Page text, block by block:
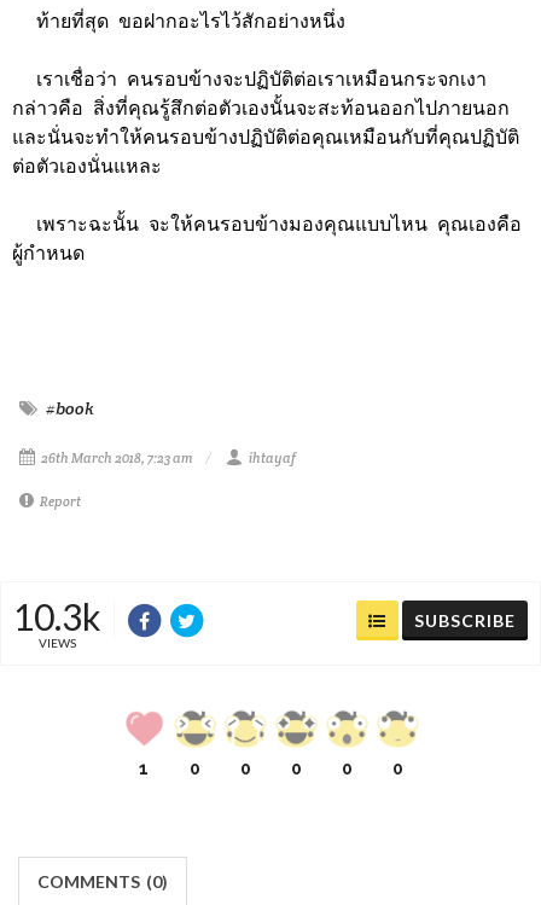
ท้ายที่สุด ขอฝากอะไรไว้สักอย่างหนึ่ง
เราเชื่อว่า คนรอบข้างจะปฏิบัติต่อเราเหมือนกระจกเงา
กล่าวคือ สิ่งที่คุณรู้สึกต่อตัวเองนั้นจะสะท้อนออกไปภายนอก
และนั่นจะทำให้คนรอบข้างปฏิบัติต่อคุณเหมือนกับที่คุณปฏิบัติ
ต่อตัวเองนั่นแหละ
เพราะฉะนั้น จะให้คนรอบข้างมองคุณแบบไหน คุณเองคือ
ผู้กำหนด
#book
26th March 2018, 7:23 am ihtayaf
Report
10.3k
VIEWS
SUBSCRIBE
1 0 0 0 0 0
COMMENTS (0)